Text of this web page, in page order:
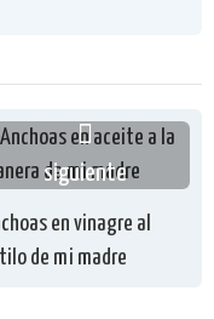
siguiente
en vinagre al
de mi madre